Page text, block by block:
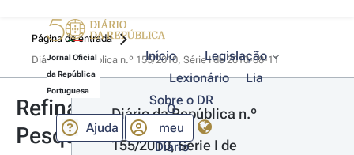
Jornal Oficial
da República
Portuguesa
Início
Legislação
Lexionário
Lia
Sobre o DR
Ajuda
O
meu
Diário
Página de entrada
Diário da República n.º 155/2010, Série I de 2010-08-11
Refinar
Pesquisa
Diário da República n.º
155/2010, Série I de